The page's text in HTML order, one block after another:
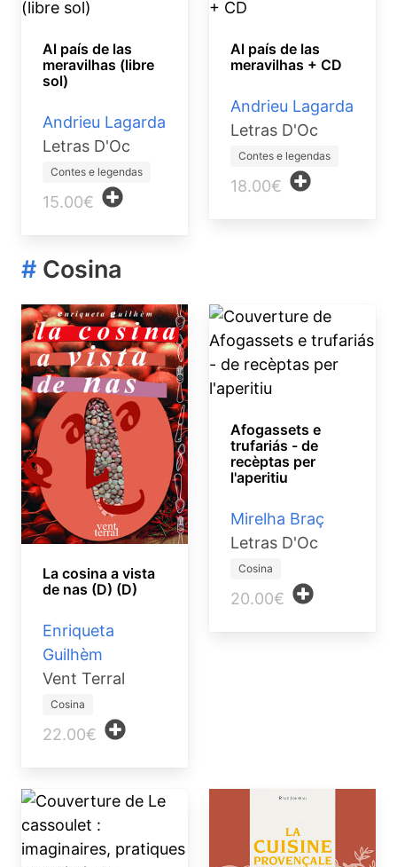
Al país de las
meravilhas (libre
sol)
Andrieu Lagarda
Letras D'Oc
Contes e legendas
15.00€
Al país de las
meravilhas + CD
Andrieu Lagarda
Letras D'Oc
Contes e legendas
18.00€
# Cosina
La cosina a vista
de nas (D) (D)
Enriqueta
Guilhèm
Vent Terral
Cosina
22.00€
Afogassets e
trufariás - de
recèptas per
l'aperitiu
Mirelha Braç
Letras D'Oc
Cosina
20.00€